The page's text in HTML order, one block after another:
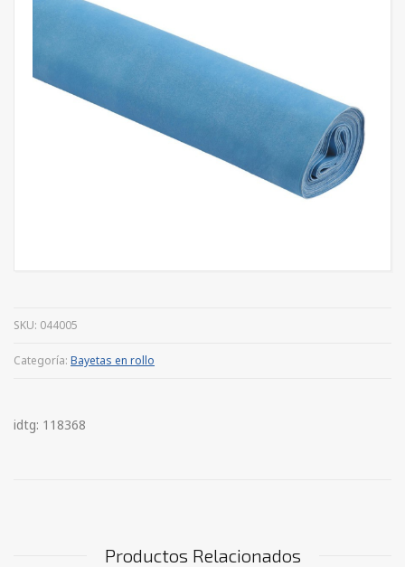
SKU: 044005
Categoría: Bayetas en rollo
idtg: 118368
Productos Relacionados